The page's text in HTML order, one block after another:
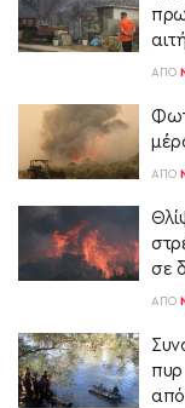
ΑΠΌ
ΑΠΌ
σε
ΑΠΌ